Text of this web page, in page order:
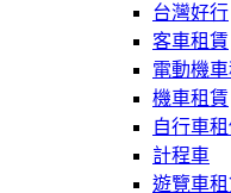
台灣好行
客車租賃
電動機
機車租賃
自行車
計程車
遊覽車